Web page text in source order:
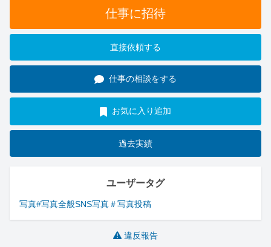
仕事に招待
直接依頼する
仕事の相談をする
お気に入り追加
過去実績
ユーザータグ
写真#写真全般SNS写真＃写真投稿
違反報告